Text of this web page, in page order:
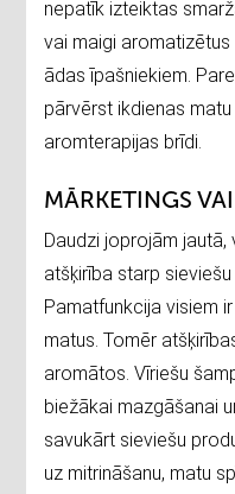
nepatīk izteiktas
vai maigi
ādas īpašniekiem.
pārvērst ikdienas
aromterapijas brīdi.
MĀRKETINGS
Daudzi joprojām
atšķirība starp
Pamatfunkcija visiem
matus. Tomēr
aromātos. Vīriešu
biežākai mazgāšanai
savukārt sieviešu
uz mitrināšanu, matu